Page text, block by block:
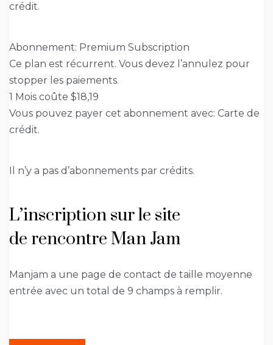
crédit.
Abonnement: Premium Subscription
Ce plan est récurrent. Vous devez l’annulez pour
stopper les paiements.
1 Mois coûte $18,19
Vous pouvez payer cet abonnement avec: Carte de
crédit.
Il n’y a pas d’abonnements par crédits.
L’inscription sur le site
de rencontre Man Jam
Manjam a une page de contact de taille moyenne
entrée avec un total de 9 champs à remplir.